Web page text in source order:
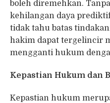
boleh diremehkan.
kehilangan daya
tidak tahu batas
hakim dapat tergelincir
mengganti hukum
Kepastian Hukum dan
Kepastian hukum